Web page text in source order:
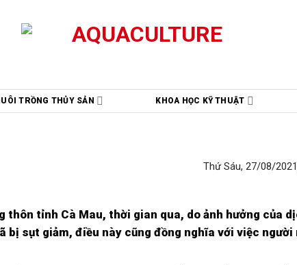
TRỒNG THỦY SẢN KHOA HỌC KỸ THUẬT
Thứ Sáu, 27/08/
thôn tỉnh Cà Mau, thời gian qua, do ảnh hưởng của
bị sụt giảm, điều này cũng đồng nghĩa với việc người